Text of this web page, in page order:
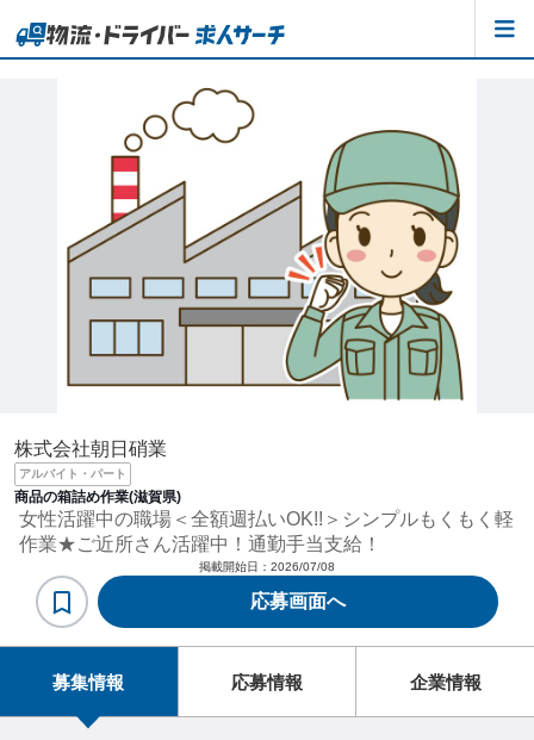
株式会社朝日硝業
アルバイト・パート
商品の箱詰め作業(滋賀県)
女性活躍中の職場＜全額週払いOK!!＞シンプルもくもく軽
作業★ご近所さん活躍中！通勤手当支給！
掲載開始日： 2026/07/08
応募画面へ
募集情報 応募情報 企業情報